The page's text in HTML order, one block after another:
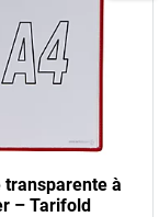
le mieux!
transparente à
– Tarifold